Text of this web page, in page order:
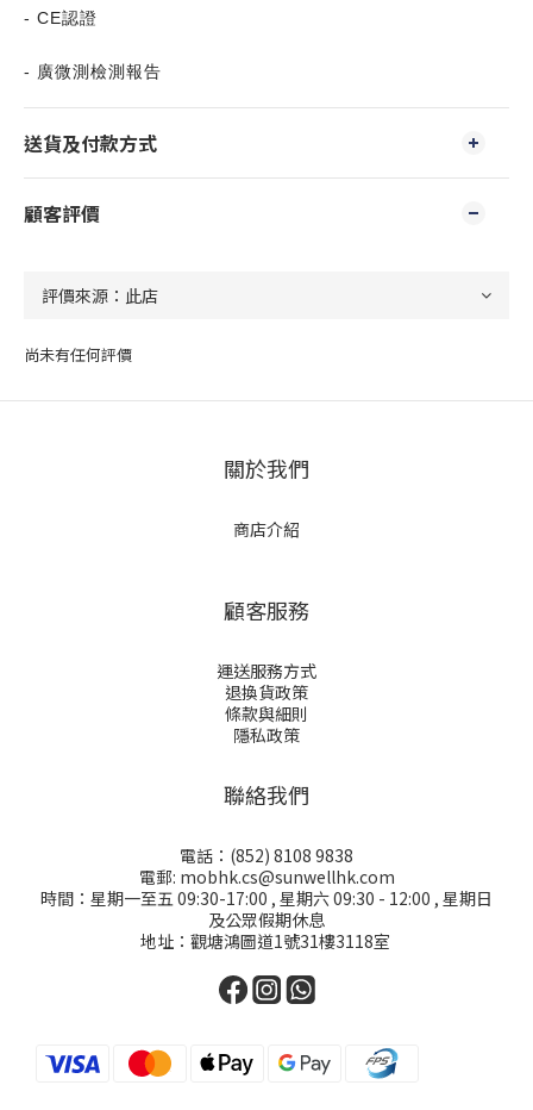
- CE認證
- 廣微測檢測報告
送貨及付款方式
顧客評價
尚未有任何評價
關於我們
商店介紹
顧客服務
運送服務方式
退換貨政策
條款與細則
隱私政策
聯絡我們
電話：(852) 8108 9838
電郵: mobhk.cs@sunwellhk.com
時間：星期一至五 09:30-17:00 , 星期六 09:30 - 12:00 , 星期日
及公眾假期休息
地址：觀塘鴻圖道1號31樓3118室